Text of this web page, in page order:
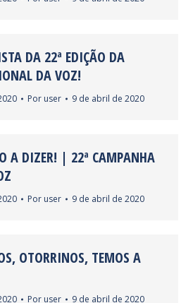
DA 22ª EDIÇÃO DA
DA VOZ!
Por user 9 de abril de 2020
A DIZER! | 22ª CAMPANHA
Por user 9 de abril de 2020
OTORRINOS, TEMOS A
Por user 9 de abril de 2020